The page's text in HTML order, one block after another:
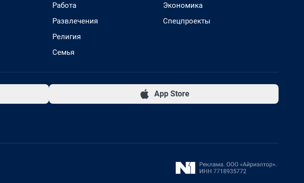
Работа
Развлечения
Религия
Семья
Экономика
Спецпроекты
App Store